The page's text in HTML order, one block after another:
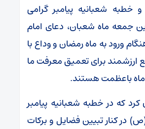
شعبانیه پیامبر گرامی
جمعه ماه شعبان، دعای امام
ورود به ماه رمضان و وداع با
ارزشمند برای تعمیق معرفت ما
باعظمت هستند.
که در خطبه شعبانیه پیامبر
در کنار تبیین فضایل و برکات